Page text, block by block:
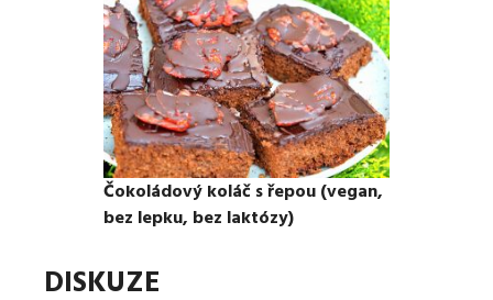
Čokoládový koláč s řepou (vegan,
bez lepku, bez laktózy)
DISKUZE